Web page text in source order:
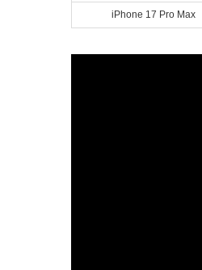
iPhone 17 Pro Max